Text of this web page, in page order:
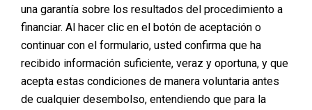
una garantía sobre los resultados del procedimiento a
financiar. Al hacer clic en el botón de aceptación o
continuar con el formulario, usted confirma que ha
recibido información suficiente, veraz y oportuna, y que
acepta estas condiciones de manera voluntaria antes
de cualquier desembolso, entendiendo que para la